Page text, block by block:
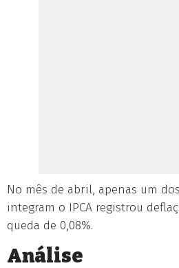
No mês de abril, apenas um
integram o IPCA registrou
queda de 0,08%.
Análise